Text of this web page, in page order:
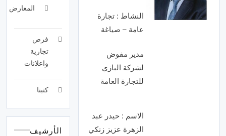
النشاط : تجارة
عامة – صياغة
مدير مفوض
لشركة البازي
للتجارة العامة
الاسم : حيدر عبد
الزهرة عزيز زنكي
المعارض
فرص
تجارية
واعلانات
كتبنا
الأرشيف